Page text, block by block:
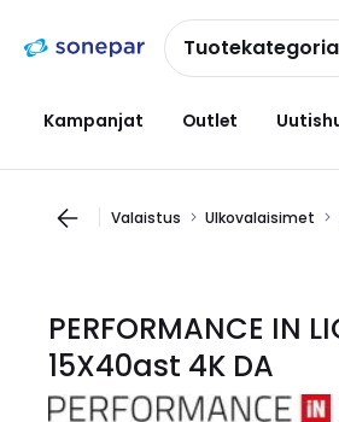
navigointiinsisältöön
Kampanjat Outlet
Valaistus Ulkovalaisimet
PERFORMANCE IN
15X40ast 4K DA